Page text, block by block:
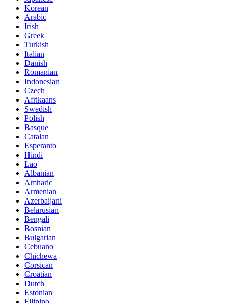
Korean
Arabic
Irish
Greek
Turkish
Italian
Danish
Romanian
Indonesian
Czech
Afrikaans
Swedish
Polish
Basque
Catalan
Esperanto
Hindi
Lao
Albanian
Amharic
Armenian
Azerbaijani
Belarusian
Bengali
Bosnian
Bulgarian
Cebuano
Chichewa
Corsican
Croatian
Dutch
Estonian